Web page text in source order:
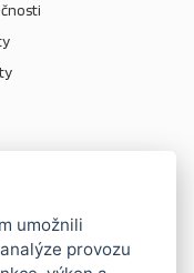
zboží na adrese:
umožnili
provozu